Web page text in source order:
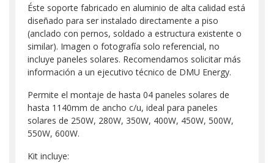
Éste soporte fabricado en aluminio de alta calidad está
diseñado para ser instalado directamente a piso
(anclado con pernos, soldado a estructura existente o
similar). Imagen o fotografía solo referencial, no
incluye paneles solares. Recomendamos solicitar más
información a un ejecutivo técnico de DMU Energy.
Permite el montaje de hasta 04 paneles solares de
hasta 1140mm de ancho c/u, ideal para paneles
solares de 250W, 280W, 350W, 400W, 450W, 500W,
550W, 600W.
Kit incluye: